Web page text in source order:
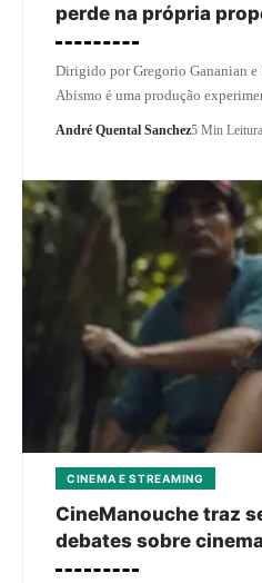
perde na própria
Dirigido por Gregorio Gananian
Abismo é uma produção
André Quental Sanchez5 Min Leitura
CINEMA E STREAMING
CineManouche traz
debates sobre